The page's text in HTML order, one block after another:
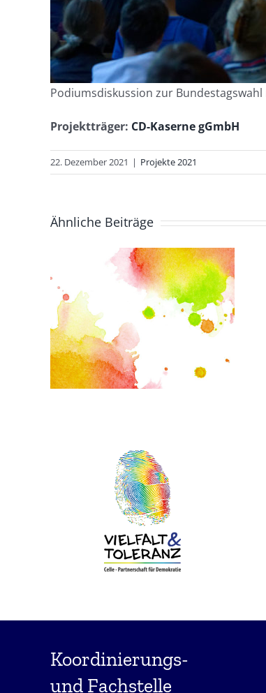
Podiumsdiskussion zur
Projektträger: CD-Kaserne gGmbH
22. Dezember 2021 | Projekte 2021
Ähnliche Beiträge
Wehrhafte
Demokratie
stärken,
Ausgrenzung
entgegentreten
Koordinierungs-
und Fachstelle